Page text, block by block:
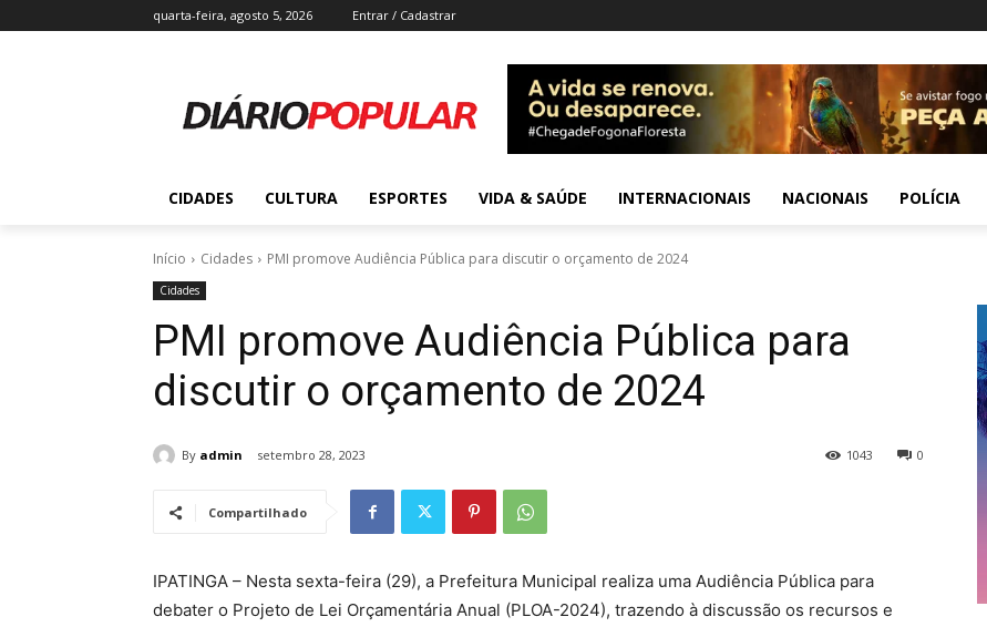
quarta-feira, agosto 5, 2026 Entrar / Cadastrar
CIDADES CULTURA ESPORTES VIDA & SAÚDE INTERNACIONAIS NACIONAIS POLÍCIA
Início Cidades PMI promove Audiência Pública para discutir o orçamento de 2024
Cidades
PMI promove Audiência Pública para
discutir o orçamento de 2024
By admin setembro 28, 2023 0
1043
Compartilhado
IPATINGA – Nesta sexta-feira (29), a Prefeitura Municipal realiza uma Audiência Pública para
debater o Projeto de Lei Orçamentária Anual (PLOA-2024), trazendo à discussão os recursos e